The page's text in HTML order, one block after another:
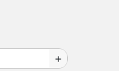
add